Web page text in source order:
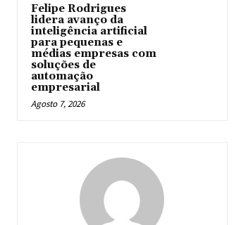
Felipe Rodrigues
lidera avanço da
inteligência artificial
para pequenas e
médias empresas com
soluções de
automação
empresarial
Agosto 7, 2026